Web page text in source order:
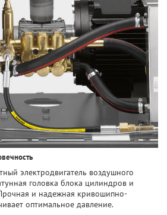
электродвигатель воздушного
головка блока цилиндров и
и надежная кривошипно-
оптимальное давление.